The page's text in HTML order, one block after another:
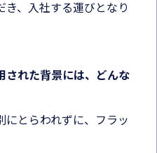
き、入社する運びとなり
された背景には、どんな
にとらわれずに、フラッ